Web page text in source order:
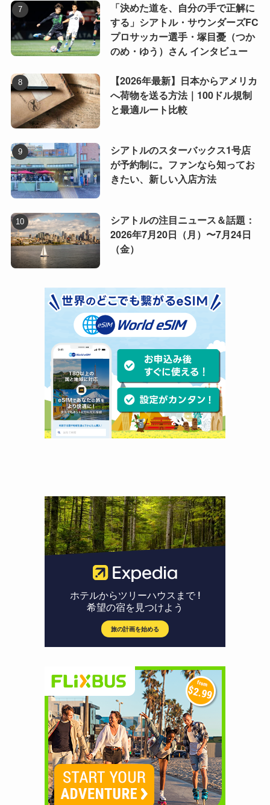
「決めた道を、自分の手で正解に
する」シアトル・サウンダーズFC
プロサッカー選手・塚目憂（つか
のめ・ゆう）さん インタビュー
【2026年最新】日本からアメリカ
へ荷物を送る方法｜100ドル規制
と最適ルート比較
シアトルのスターバックス1号店
が予約制に。ファンなら知ってお
きたい、新しい入店方法
シアトルの注目ニュース＆話題：
2026年7月20日（月）〜7月24日
（金）